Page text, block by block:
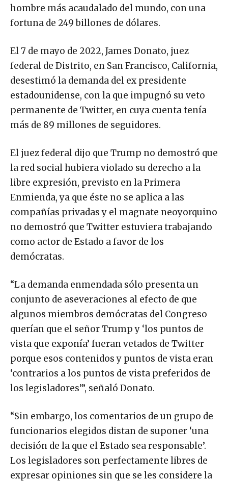
hombre más acaudalado del mundo, con una
fortuna de 249 billones de dólares.
El 7 de mayo de 2022, James Donato, juez
federal de Distrito, en San Francisco, California,
desestimó la demanda del ex presidente
estadounidense, con la que impugnó su veto
permanente de Twitter, en cuya cuenta tenía
más de 89 millones de seguidores.
El juez federal dijo que Trump no demostró que
la red social hubiera violado su derecho a la
libre expresión, previsto en la Primera
Enmienda, ya que éste no se aplica a las
compañías privadas y el magnate neoyorquino
no demostró que Twitter estuviera trabajando
como actor de Estado a favor de los
demócratas.
“La demanda enmendada sólo presenta un
conjunto de aseveraciones al efecto de que
algunos miembros demócratas del Congreso
querían que el señor Trump y ‘los puntos de
vista que exponía’ fueran vetados de Twitter
porque esos contenidos y puntos de vista eran
‘contrarios a los puntos de vista preferidos de
los legisladores’”, señaló Donato.
“Sin embargo, los comentarios de un grupo de
funcionarios elegidos distan de suponer ‘una
decisión de la que el Estado sea responsable’.
Los legisladores son perfectamente libres de
expresar opiniones sin que se les considere la